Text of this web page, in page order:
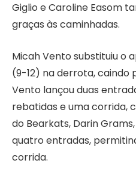
Giglio e Caroline Easom
graças às caminhadas.
Micah Vento substituiu o
(9-12) na derrota,
Vento lançou duas
rebatidas e uma corrida,
do Bearkats, Darin
quatro entradas,
corrida.